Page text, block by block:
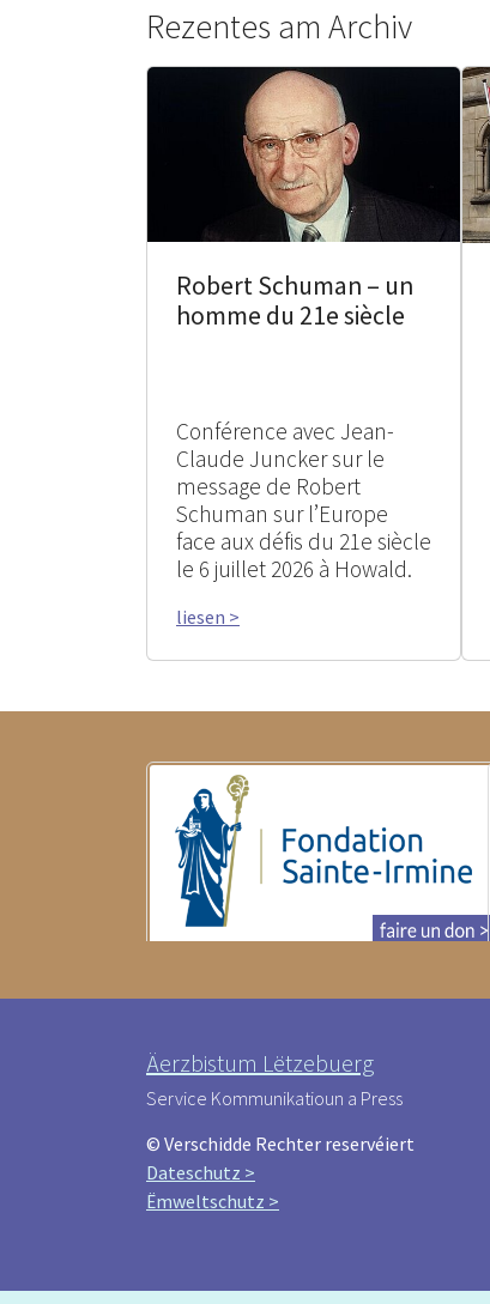
Rezentes am Archiv
Robert Schuman – un
homme du 21e siècle
Conférence avec Jean-
Claude Juncker sur le
message de Robert
Schuman sur l’Europe
face aux défis du 21e siècle
le 6 juillet 2026 à Howald.
liesen >
Äerzbistum Lëtzebuerg
Service Kommunikatioun a Press
© Verschidde Rechter reservéiert
Dateschutz >
Ëmweltschutz >